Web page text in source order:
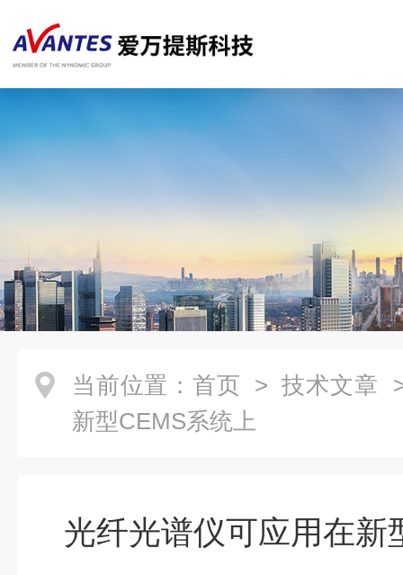
当前位置： 首页 > 技术文章
新型CEMS系统上
光纤光谱仪可应用在新